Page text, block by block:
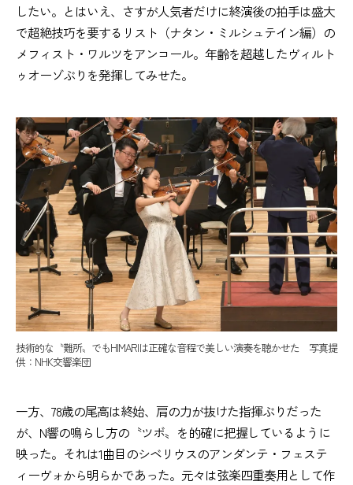
したい。とはいえ、さすが人気者だけに終演後の拍手は盛大
で超絶技巧を要するリスト（ナタン・ミルシュテイン編）の
メフィスト・ワルツをアンコール。年齢を超越したヴィルト
ゥオーゾぶりを発揮してみせた。
技術的な〝難所〟でもHIMARIは正確な音程で美しい演奏を聴かせた 写真提
供：NHK交響楽団
一方、78歳の尾高は終始、肩の力が抜けた指揮ぶりだった
が、N響の鳴らし方の〝ツボ〟を的確に把握しているように
映った。それは1曲目のシベリウスのアンダンテ・フェステ
ィーヴォから明らかであった。元々は弦楽四重奏用として作